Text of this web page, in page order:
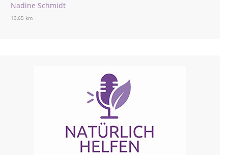
Nadine Schmidt
13,65 km